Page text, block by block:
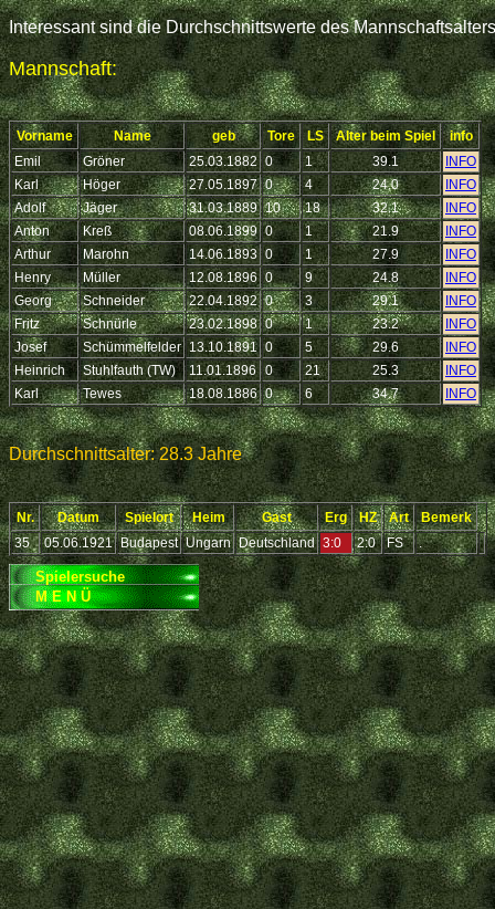
Interessant sind die Durchschnittswerte des
Mannschaft:
Vorname Name geb Tore LS Alter beim Spiel
info
Emil
Gröner 25.03.1882 0 1 39.1
INFO
Karl
Höger 27.05.1897 0 4 24.0
INFO
Adolf
Jäger 31.03.1889 10 18 32.1
INFO
Anton
Kreß 08.06.1899 0 1 21.9
INFO
Arthur
Marohn 14.06.1893 0 1 27.9
INFO
Henry
Müller 12.08.1896 0 9 24.8
INFO
Georg
Schneider 22.04.1892 0 3 29.1
INFO
Fritz
Schnürle 23.02.1898 0 1 23.2
INFO
Josef
Schümmelfelder 13.10.1891 0 5 29.6
INFO
Heinrich
Stuhlfauth (TW) 11.01.1896 0 21 25.3
INFO
Karl
Tewes 18.08.1886 0 6 34.7 INFO
Durchschnittsalter: 28.3 Jahre
Nr. Datum Spielort Heim Gast Erg HZ Art
Bemerk
35
05.06.1921 Budapest Ungarn Deutschland 3:0 2:0 FS .
Spielersuche
M E N Ü